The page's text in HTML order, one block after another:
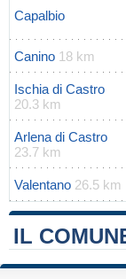
Capalbio
Canino 18 km
Ischia di Castro
20.3 km
Arlena di Castro
23.7 km
Valentano 26.5 km
IL